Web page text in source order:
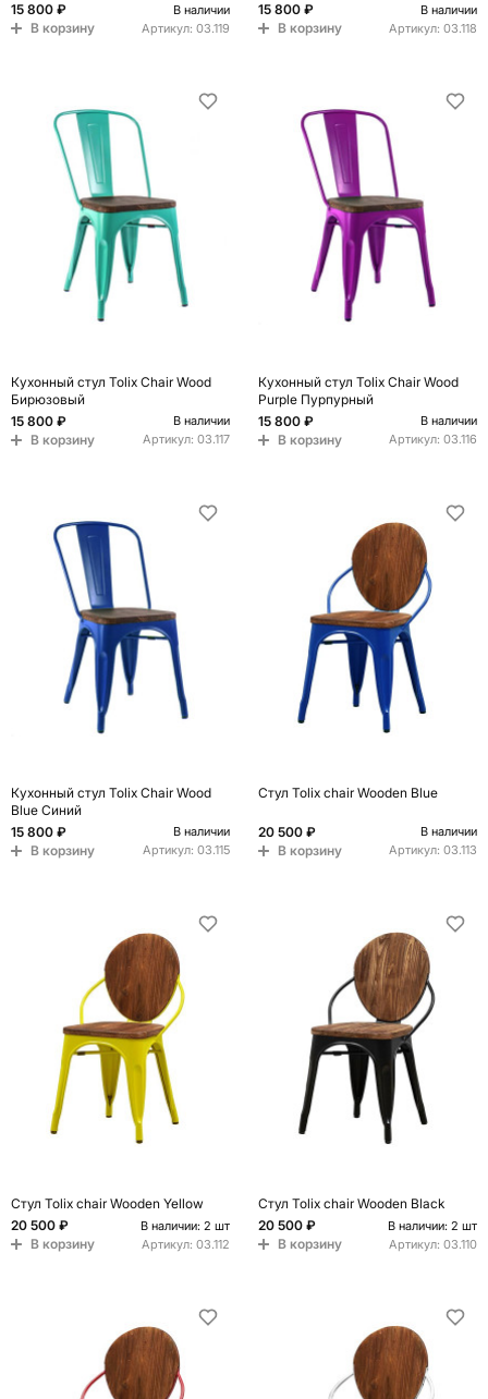
15 800 ₽
В наличии
В корзину Артикул: 03.119
15 800 ₽
В наличии
В корзину Артикул: 03.118
Кухонный стул Tolix Chair Wood
Бирюзовый
15 800 ₽
В наличии
В корзину Артикул: 03.117
Кухонный стул Tolix Chair Wood
Purple Пурпурный
15 800 ₽
В наличии
В корзину Артикул: 03.116
Кухонный стул Tolix Chair Wood
Blue Синий
15 800 ₽
В наличии
В корзину Артикул: 03.115
Стул Tolix chair Wooden Blue
20 500 ₽ В наличии
В корзину Артикул: 03.113
Стул Tolix chair Wooden Yellow
20 500 ₽
В наличии: 2 шт
В корзину Артикул: 03.112
Стул Tolix chair Wooden Black
20 500 ₽
В наличии: 2 шт
В корзину Артикул: 03.110